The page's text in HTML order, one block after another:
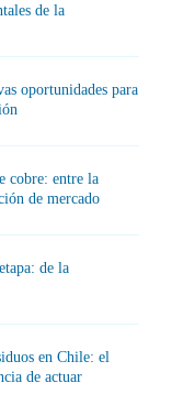
de la
oportunidades para
cobre: entre la
de mercado
de la
en Chile: el
de actuar